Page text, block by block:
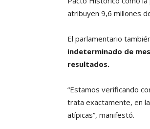
atribuyen 9,6 millones
El parlamentario
indeterminado de
resultados.
“Estamos verificando
trata exactamente, en
atípicas”, manifestó.